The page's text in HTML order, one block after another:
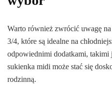
Warto również zwrócić uwagę
3/4, które są idealne na
odpowiednimi dodatkami, takimi
sukienka midi może stać się
rodzinną.